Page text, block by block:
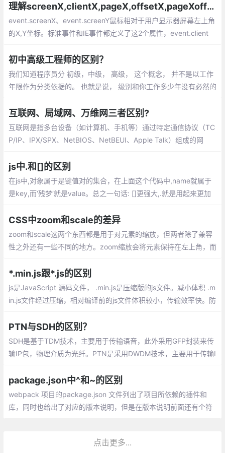
理解screenX,clientX,pageX,offsetX,pageXoffset的区别
event.screenX、event.screenY鼠标相对于用户显示器屏幕左上角
的X,Y坐标。标准事件和IE事件都定义了这2个属性，event.client
初中高级工程师的区别？
我们知道程序员分 初级，中级， 高级， 这个概念， 并不是以工作
年限作为分类依据的。 也就是说， 级别和你工作多少年没有必然的
工程师， 工作短短两三年， 就跻身高级工程师的行列。
互联网、局域网、万维网三者区别?
互联网是指多台设备（如计算机、手机等）通过特定通信协议（TC
P/IP、IPX/SPX、NetBIOS、NetBEUI、Apple Talk）组成的网
般不大于10公里，而且通常只使用一种传输介质
js中.和[]的区别
在js中,对象属于是键值对的集合，在上面这个代码中,name就属于
是key,而‘残梦‘就是value。总之一句话: []更强大,.就是用起来更加
CSS中zoom和scale的差异
zoom和scale这两个东西都是用于对元素的缩放，但两者除了兼容
性之外还有一些不同的地方。zoom缩放会将元素保持在左上角，而
*.min.js跟*.js的区别
js是JavaScript 源码文件， .min.js是压缩版的js文件。减小体积 .m
in.js文件经过压缩，相对编译前的js文件体积较小，传输效率快。防
PTN与SDH的区别？
SDH是基于TDM技术，主要用于传输语音，此外采用GFP封装来传
输IP包，物理介质为光纤。PTN是采用DWDM技术，主要用于传输I
package.json中^和~的区别
webpack 项目的package.json 文件列出了项目所依赖的插件和
库，同时也给出了对应的版本说明，但是在版本说明前面还有个符
点击更多...